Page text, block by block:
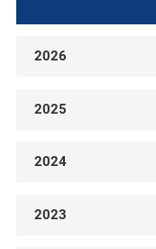
2026
2025
2024
2023